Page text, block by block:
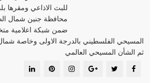
للبث الاذاعي ومقرها
محافظة جنين شمال
ضمن شبكة اعلامية
المسيحي الفلسطيني بالدرجة الاولى وخاصة
ثم الشأن المسيحي العالمي